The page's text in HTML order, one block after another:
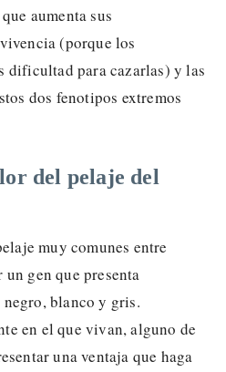
aumenta sus
(porque los
dificultad para cazarlas) y las
dos fenotipos extremos
del pelaje del
muy comunes entre
gen que presenta
blanco y gris.
en el que vivan, alguno de
una ventaja que haga